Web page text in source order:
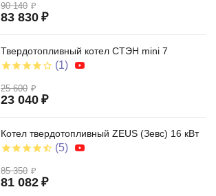
90 140 ₽
83 830 ₽
Твердотопливный котел СТЭН mini 7
(1)
25 600 ₽
23 040 ₽
Котел твердотопливный ZEUS (Зевс) 16 кВт
(5)
85 350 ₽
81 082 ₽